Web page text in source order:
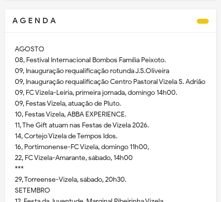
A G E N D A
AGOSTO
08, Festival Internacional Bombos Família Peixoto.
09, Inauguração requalificação rotunda J.S.Oliveira
09, Inauguração requalificação Centro Pastoral Vizela S. Adrião
09, FC Vizela-Leiria, primeira jornada, domingo 14h00.
09, Festas Vizela, atuação de Pluto.
10, Festas Vizela, ABBA EXPERIENCE.
11, The Gift atuam nas Festas de Vizela 2026.
14, Cortejo Vizela de Tempos Idos.
16, Portimonense-FC Vizela, domingo 11h00,
22, FC Vizela-Amarante, sábado, 14h00
***
29, Torreense-Vizela, sábado, 20h30.
SETEMBRO